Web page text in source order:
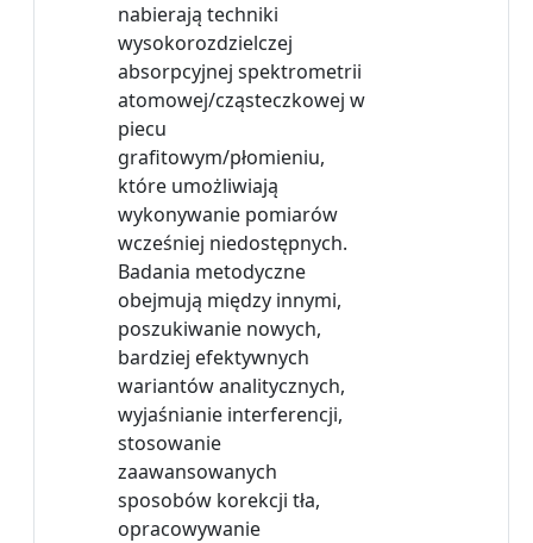
nabierają techniki
wysokorozdzielczej
absorpcyjnej spektrometrii
atomowej/cząsteczkowej w
piecu
grafitowym/płomieniu,
które umożliwiają
wykonywanie pomiarów
wcześniej niedostępnych.
Badania metodyczne
obejmują między innymi,
poszukiwanie nowych,
bardziej efektywnych
wariantów analitycznych,
wyjaśnianie interferencji,
stosowanie
zaawansowanych
sposobów korekcji tła,
opracowywanie